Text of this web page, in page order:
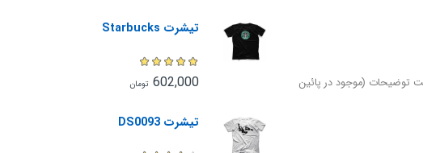
توضیحات (موجود در پائین
تیشرت Starbucks
602,000 تومان
تیشرت DS0093